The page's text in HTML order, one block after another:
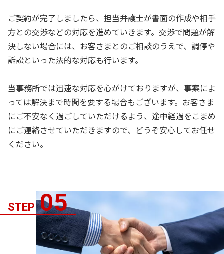
ご契約が完了しましたら、担当弁護士が書面の作成や相手
方との交渉などの対応を進めていきます。交渉で問題が解
決しない場合には、お客さまとのご相談のうえで、調停や
訴訟といった法的な対応も行います。
当事務所では迅速な対応を心がけておりますが、事案によ
っては解決まで時間を要する場合もございます。お客さま
にご不安なく過ごしていただけるよう、途中経過をこまめ
にご連絡させていただきますので、どうぞ安心してお任せ
ください。
STEP 05